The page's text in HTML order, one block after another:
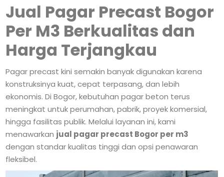
Jual Pagar Precast Bogor
Per M3 Berkualitas dan
Harga Terjangkau
Pagar precast kini semakin banyak digunakan karena
konstruksinya kuat, cepat terpasang, dan lebih
ekonomis. Di Bogor, kebutuhan pagar beton terus
meningkat untuk perumahan, pabrik, proyek komersial,
hingga fasilitas publik. Melalui layanan ini, kami
menawarkan jual pagar precast Bogor per m3
dengan standar kualitas tinggi dan opsi penawaran
fleksibel.